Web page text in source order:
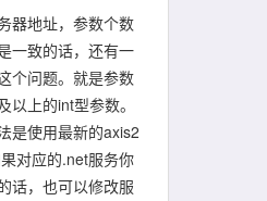
器地址，参数个数
一致的话，还有一
个问题。就是参数
以上的int型参数。
是使用最新的axis2
对应的.net服务你
话，也可以修改服